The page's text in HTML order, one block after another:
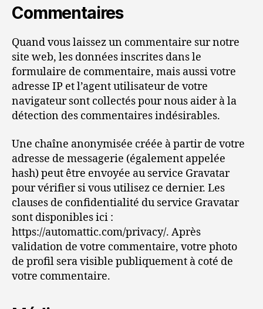
Commentaires
Quand vous laissez un commentaire sur notre
site web, les données inscrites dans le
formulaire de commentaire, mais aussi votre
adresse IP et l’agent utilisateur de votre
navigateur sont collectés pour nous aider à la
détection des commentaires indésirables.
Une chaîne anonymisée créée à partir de votre
adresse de messagerie (également appelée
hash) peut être envoyée au service Gravatar
pour vérifier si vous utilisez ce dernier. Les
clauses de confidentialité du service Gravatar
sont disponibles ici :
https://automattic.com/privacy/. Après
validation de votre commentaire, votre photo
de profil sera visible publiquement à coté de
votre commentaire.